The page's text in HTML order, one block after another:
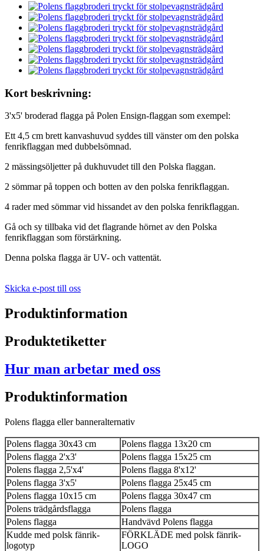
Kort beskrivning:
3'x5' broderad flagga på Polen Ensign-flaggan som exempel:
Ett 4,5 cm brett kanvashuvud syddes till vänster om den polska
fenrikflaggan med dubbelsömnad.
2 mässingsöljetter på dukhuvudet till den Polska flaggan.
2 sömmar på toppen och botten av den polska fenrikflaggan.
4 rader med sömmar vid hissandet av den polska fenrikflaggan.
Gå och sy tillbaka vid det flagrande hörnet av den Polska
fenrikflaggan som förstärkning.
Denna polska flagga är UV- och vattentät.
Skicka e-post till oss
Produktinformation
Produktetiketter
Hur man arbetar med oss
Produktinformation
Polens flagga eller banneralternativ
Polens flagga 30x43 cm
Polens flagga 13x20 cm
Polens flagga 2'x3'
Polens flagga 15x25 cm
Polens flagga 2,5'x4'
Polens flagga 8'x12'
Polens flagga 3'x5'
Polens flagga 25x45 cm
Polens flagga 10x15 cm
Polens flagga 30x47 cm
Polens trädgårdsflagga
Polens flagga
Polens flagga
Handvävd Polens flagga
Kudde med polsk fänrik-
logotyp
FÖRKLÄDE med polsk fänrik-
LOGO